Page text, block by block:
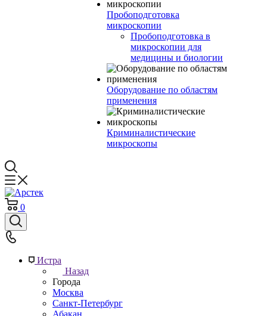
Пробоподготовка
микроскопии
Пробоподготовка в
микроскопии для
медицины и биологии
Оборудование по областям
применения
Криминалистические
микроскопы
0
Истра
Назад
Города
Москва
Санкт-Петербург
Абакан